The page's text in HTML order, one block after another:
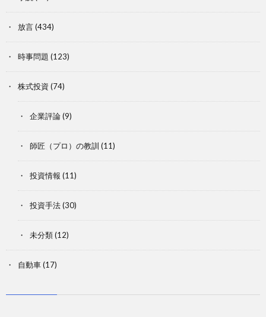
放言(434)
時事問題 (123)
株式投資 (74)
企業評論(9)
師匠（プロ）の教訓 (11)
投資情報 (11)
投資手法(30)
未分類(12)
自動車(17)